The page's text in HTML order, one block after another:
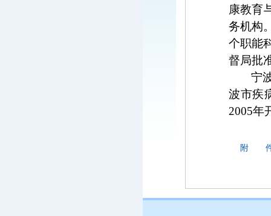
康教育
务机构
个职能
督局批
宁
波市疾
2005年
附